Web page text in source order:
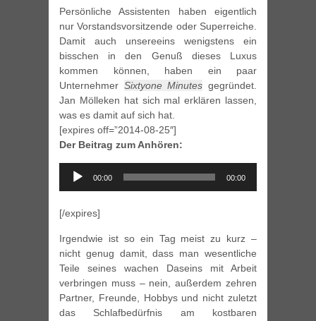
Persönliche Assistenten haben eigentlich
nur Vorstandsvorsitzende oder Superreiche.
Damit auch unsereeins wenigstens ein
bisschen in den Genuß dieses Luxus
kommen können, haben ein paar
Unternehmer Sixtyone Minutes gegründet.
Jan Mölleken hat sich mal erklären lassen,
was es damit auf sich hat.
[expires off=”2014-08-25″]
Der Beitrag zum Anhören:
Audio
Player
00:00 00:00
[/expires]
Irgendwie ist so ein Tag meist zu kurz –
nicht genug damit, dass man wesentliche
Teile seines wachen Daseins mit Arbeit
verbringen muss – nein, außerdem zehren
Partner, Freunde, Hobbys und nicht zuletzt
das Schlafbedürfnis am kostbaren